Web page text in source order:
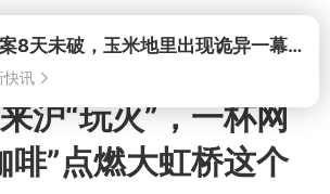
打开
沪“玩火”，一杯网
啡”点燃大虹桥这个